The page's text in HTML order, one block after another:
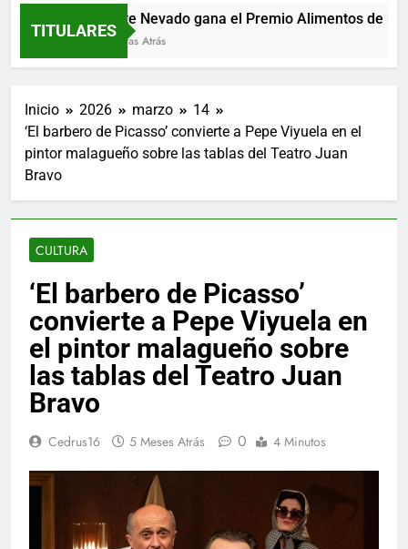
TITULARES
Monte Nevado gana el Premio Alimentos de
13 Horas Atrás
Inicio 2026 marzo
14
‘El barbero de Picasso’ convierte a Pepe Viyuela en el
pintor malagueño sobre las tablas del Teatro Juan
Bravo
CULTURA
‘El barbero de Picasso’
convierte a Pepe Viyuela en
el pintor malagueño sobre
las tablas del Teatro Juan
Bravo
Cedrus16 5 Meses Atrás 0 4 Minutos